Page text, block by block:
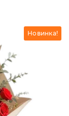
Новинка!